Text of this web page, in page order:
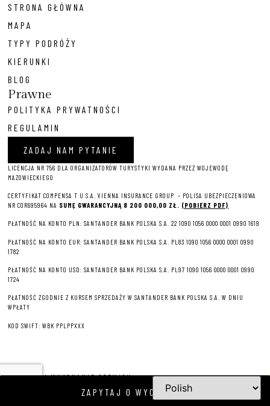
STRONA GŁÓWNA
MAPA
TYPY PODRÓŻY
KIERUNKI
BLOG
Prawne
POLITYKA PRYWATNOŚCI
REGULAMIN
ZADAJ NAM PYTANIE
LICENCJA NR 756 DLA ORGANIZATORÓW TURYSTYKI WYDANA PRZEZ WOJEWODĘ
MAZOWIECKIEGO
CERTYFIKAT COMPENSA T U S.A. VIENNA INSURANCE GROUP – POLISA UBEZPIECZENIOWA
NR COR695964 NA SUMĘ GWARANCYJNĄ 8 200 000,00 ZŁ. (POBIERZ PDF)
PŁATNOŚĆ NA KONTO PLN: SANTANDER BANK POLSKA S.A. 22 1090 1056 0000 0001 0990 1619
PŁATNOŚĆ NA KONTO EUR: SANTANDER BANK POLSKA S.A. PL83 1090 1056 0000 0001 0990
1782
PŁATNOŚĆ NA KONTO USD: SANTANDER BANK POLSKA S.A. PL97 1090 1056 0000 0001 0990
1724
PŁATNOŚĆ ZGODNIE Z KURSEM SPRZEDAŻY W SANTANDER BANK POLSKA S.A. W DNIU
WPŁATY
KOD SWIFT: WBK PPLPPXXX
PROJEKT I WYKONANIE SERWISU
ZAPYTAJ O WYCIECZKĘ